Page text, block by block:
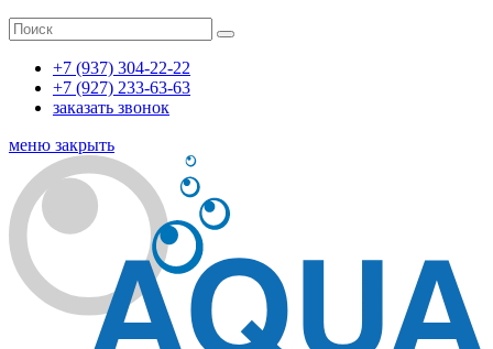
+7 (937) 304-22-22
+7 (927) 233-63-63
заказать звонок
меню закрыть